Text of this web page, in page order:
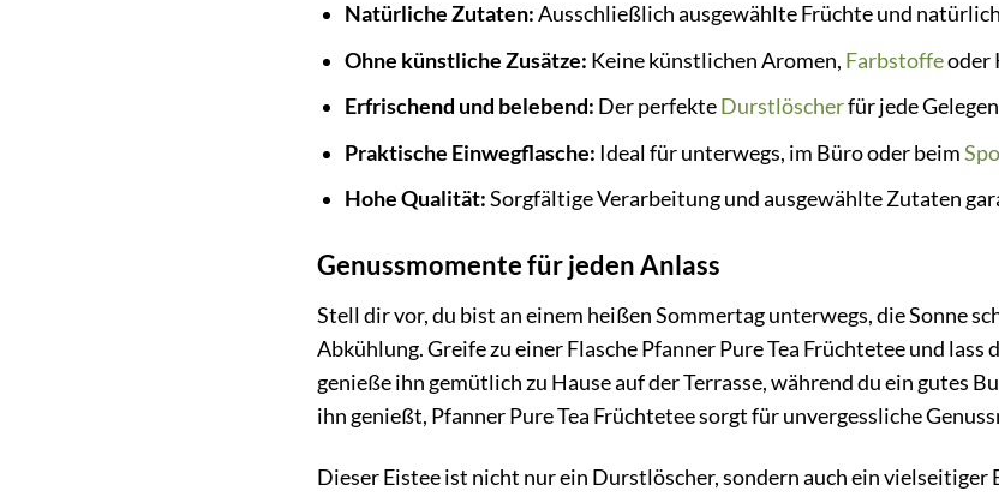
Natürliche Zutaten:Ausschließlich ausgewählte Früchte und
Ohne künstliche Zusätze: Keine künstlichen Aromen, Farbstoffeoder
Erfrischend und belebend: Der perfekteDurstlöscherfür jede
Praktische Einwegflasche: Ideal für unterwegs, im Büro oder beim
Hohe Qualität:Sorgfältige Verarbeitung und ausgewählte Zutaten
Genussmomente für jeden Anlass
Stell dir vor, du bist an einem heißen Sommertag unterwegs, die Sonne
Abkühlung. Greife zu einer Flasche Pfanner Pure Tea Früchtetee und
genieße ihn gemütlich zu Hause auf der Terrasse, während du ein gutes
ihn genießt, Pfanner Pure Tea Früchtetee sorgt für unvergessliche
Dieser Eistee ist nicht nur ein Durstlöscher, sondern auch ein